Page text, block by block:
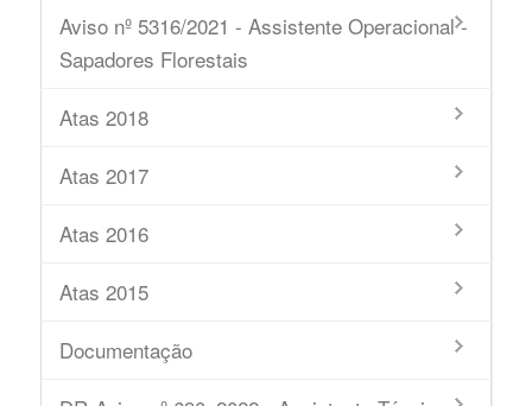
Aviso nº 5316/2021 - Assistente Operacional -
Sapadores Florestais
Atas 2018
Atas 2017
Atas 2016
Atas 2015
Documentação